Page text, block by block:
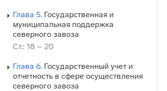
Глава 5. Государственная и
муниципальная поддержка
северного завоза
Ст.: 18 – 20
Глава 6. Государственный учет и
отчетность в сфере осуществления
северного завоза